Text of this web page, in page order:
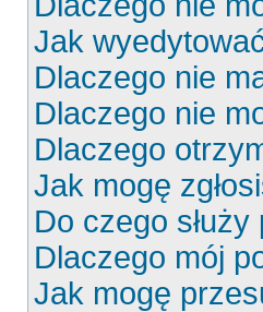
Jak
Dlaczego nie
Dlaczego nie
Dlaczego
Jak mogę
Do czego
Dlaczego mój
Jak mogę